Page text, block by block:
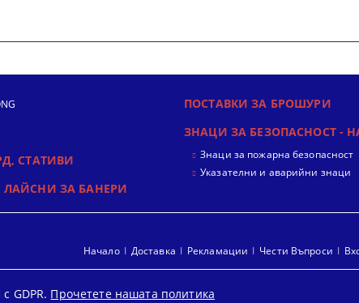
СТАТИВИ
ЗА БАНЕРИ
ПОСТАВКИ ЗА БРОШУРИ
ЗНАЦИ ЗА БЕЗОПАСНОСТ -
Знаци за пожарна безопасност
Указателни и аварийни знаци
Начало Доставка Рекламации Чести Въпроси
GDPR. Прочетете нашата политика